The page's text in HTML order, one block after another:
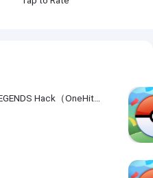
DRAGON BALL LEGENDS Hack（OneHitKill）